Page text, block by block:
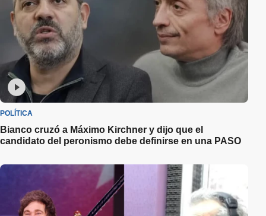
POLÍTICA
Bianco cruzó a Máximo Kirchner y dijo que el
candidato del peronismo debe definirse en una PASO